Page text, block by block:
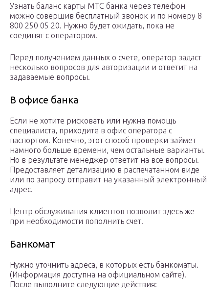
Узнать баланс карты МТС банка через телефон
можно совершив бесплатный звонок и по номеру 8
800 250 05 20. Нужно будет ожидать, пока не
соединят с оператором.
Перед получением данных о счете, оператор задаст
несколько вопросов для авторизации и ответит на
задаваемые вопросы.
В офисе банка
Если не хотите рисковать или нужна помощь
специалиста, приходите в офис оператора с
паспортом. Конечно, этот способ проверки займет
намного больше времени, чем остальные варианты.
Но в результате менеджер ответит на все вопросы.
Предоставляет детализацию в распечатанном виде
или по запросу отправит на указанный электронный
адрес.
Центр обслуживания клиентов позволит здесь же
при необходимости пополнить счет.
Банкомат
Нужно уточнить адреса, в которых есть банкоматы.
(Информация доступна на официальном сайте).
После выполните следующие действия: